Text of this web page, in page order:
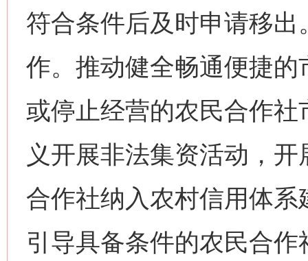
符合条件后及时申请移
作。推动健全畅通便捷
或停止经营的农民合作
义开展非法集资活动，
合作社纳入农村信用体
引导具备条件的农民合